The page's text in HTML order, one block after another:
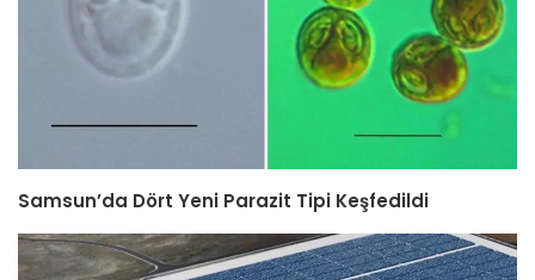
Samsun’da Dört Yeni Parazit Tipi Keşfedildi